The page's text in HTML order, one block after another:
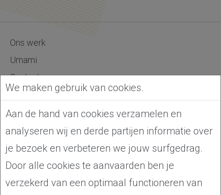
Footer Navigatie
Ons werk
Umami
Contact
Umami Concepts
Zandvoordestraat 25
Oostende 8400
BE 0500.473.181
Let's talk
We maken gebruik van cookies.
Aan de hand van cookies verzamelen en
analyseren wij en derde partijen informatie over
je bezoek en verbeteren we jouw surfgedrag.
Door alle cookies te aanvaarden ben je
verzekerd van een optimaal functioneren van